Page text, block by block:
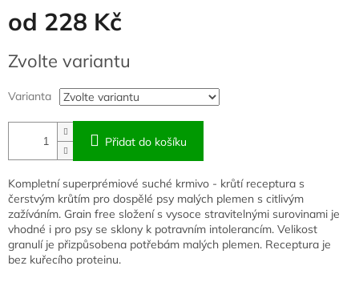
od 228 Kč
cena:
Zvolte variantu
Varianta
Přidat do košíku
Kompletní superprémiové suché krmivo - krůtí receptura s
čerstvým krůtím pro dospělé psy malých plemen s citlivým
zažíváním. Grain free složení s vysoce stravitelnými surovinami je
vhodné i pro psy se sklony k potravním intolerancím. Velikost
granulí je přizpůsobena potřebám malých plemen. Receptura je
bez kuřecího proteinu.